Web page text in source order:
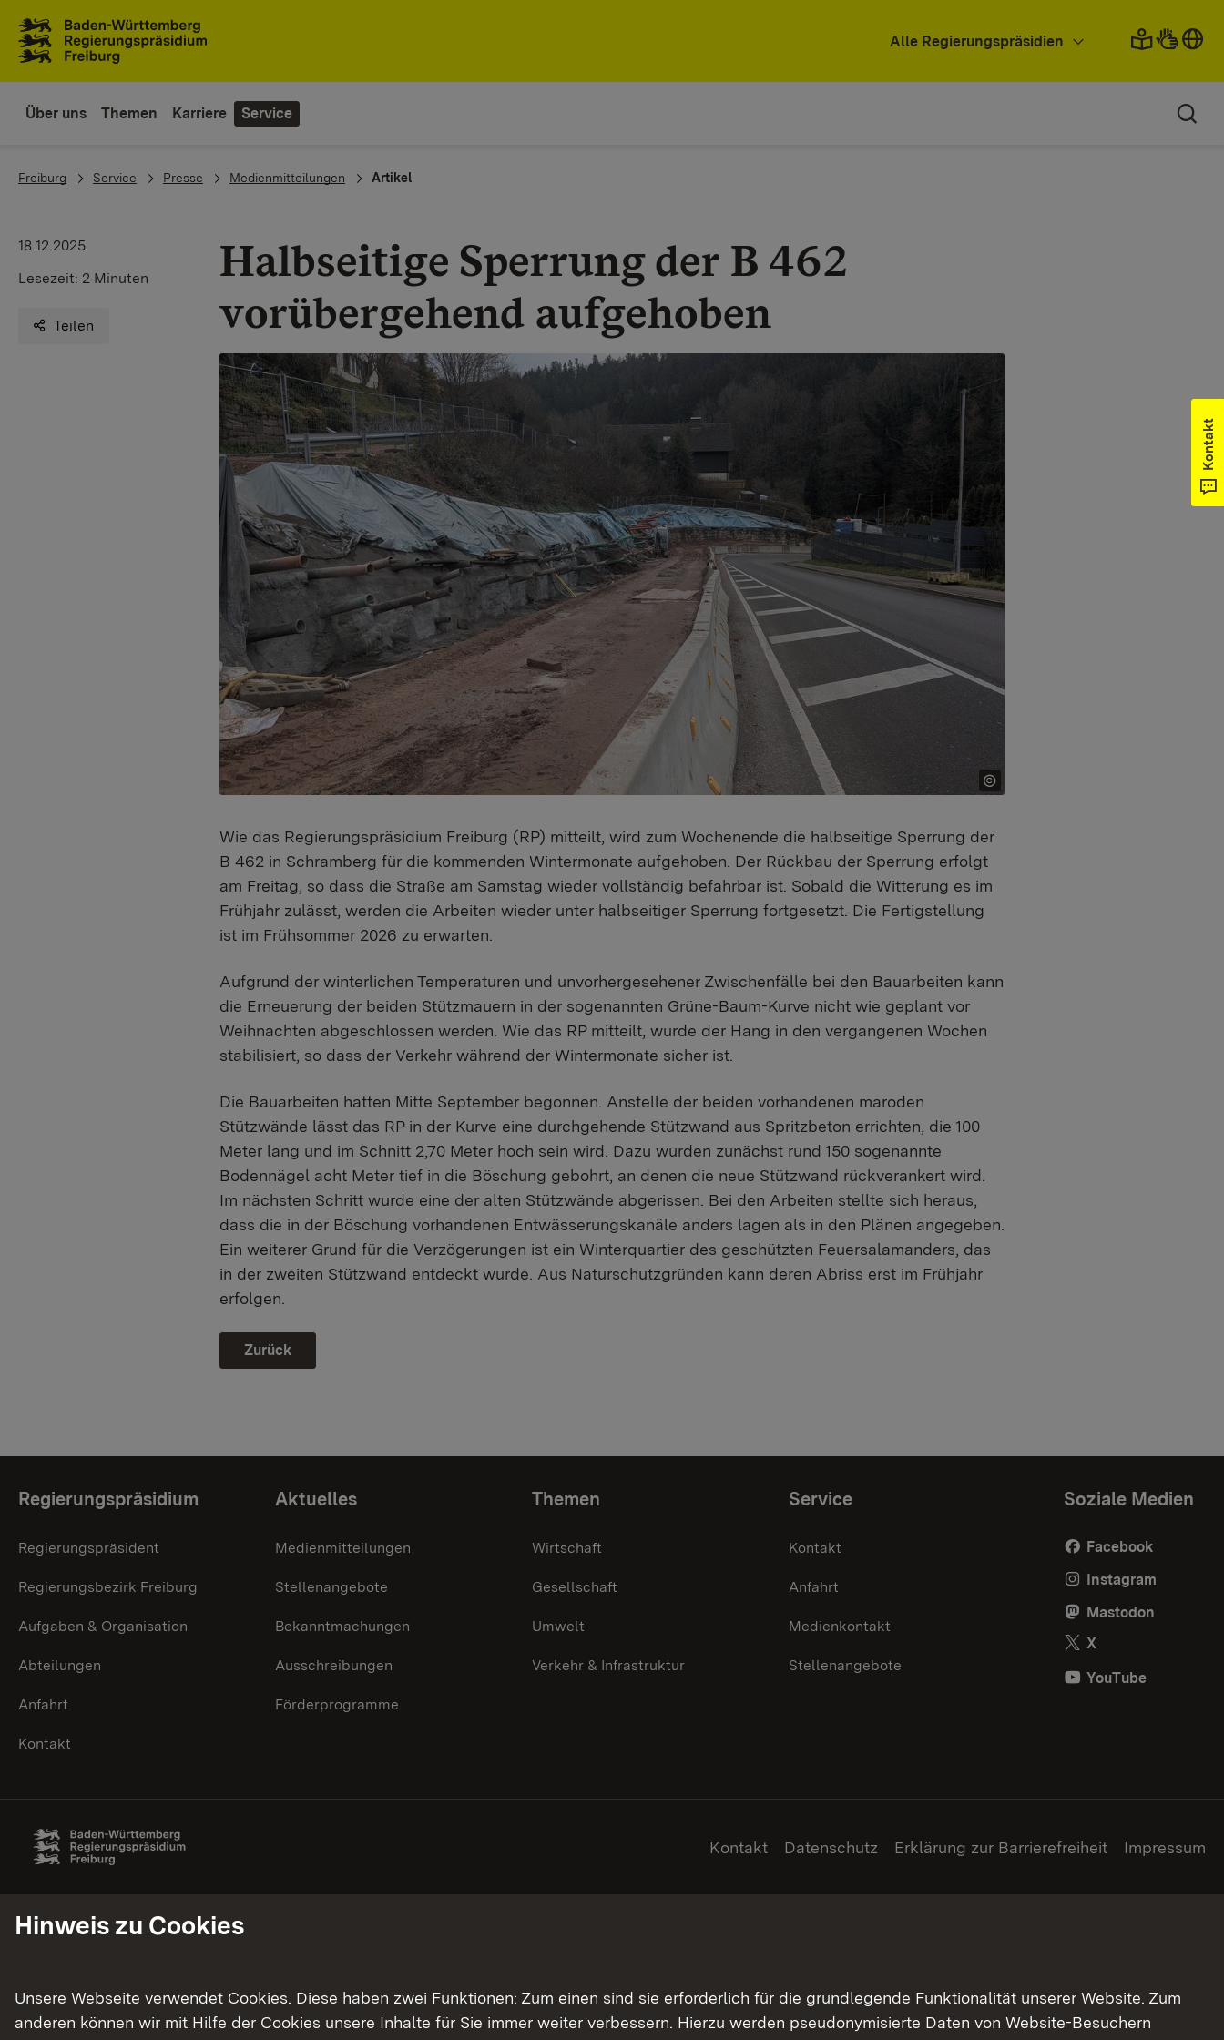
Alle Regierungspräsidien
Über uns Themen Karriere Service
You are here:
Freiburg Service Presse Medienmitteilungen Artikel
18.12.2025
Lesezeit: 2 Minuten
Teilen
Halbseitige Sperrung der B 462
vorübergehend aufgehoben
Wie das Regierungspräsidium Freiburg (RP) mitteilt, wird zum Wochenende die halbseitige Sperrung der
B 462 in Schramberg für die kommenden Wintermonate aufgehoben. Der Rückbau der Sperrung erfolgt
am Freitag, so dass die Straße am Samstag wieder vollständig befahrbar ist. Sobald die Witterung es im
Frühjahr zulässt, werden die Arbeiten wieder unter halbseitiger Sperrung fortgesetzt. Die Fertigstellung
ist im Frühsommer 2026 zu erwarten.
Aufgrund der winterlichen Temperaturen und unvorhergesehener Zwischenfälle bei den Bauarbeiten kann
die Erneuerung der beiden Stützmauern in der sogenannten Grüne-Baum-Kurve nicht wie geplant vor
Weihnachten abgeschlossen werden. Wie das RP mitteilt, wurde der Hang in den vergangenen Wochen
stabilisiert, so dass der Verkehr während der Wintermonate sicher ist.
Die Bauarbeiten hatten Mitte September begonnen. Anstelle der beiden vorhandenen maroden
Stützwände lässt das RP in der Kurve eine durchgehende Stützwand aus Spritzbeton errichten, die 100
Meter lang und im Schnitt 2,70 Meter hoch sein wird. Dazu wurden zunächst rund 150 sogenannte
Bodennägel acht Meter tief in die Böschung gebohrt, an denen die neue Stützwand rückverankert wird.
Im nächsten Schritt wurde eine der alten Stützwände abgerissen. Bei den Arbeiten stellte sich heraus,
dass die in der Böschung vorhandenen Entwässerungskanäle anders lagen als in den Plänen angegeben.
Ein weiterer Grund für die Verzögerungen ist ein Winterquartier des geschützten Feuersalamanders, das
in der zweiten Stützwand entdeckt wurde. Aus Naturschutzgründen kann deren Abriss erst im Frühjahr
erfolgen.
Zurück
Kontakt
Themenübersicht
Regierungspräsidium
Regierungspräsident
Regierungsbezirk Freiburg
Aufgaben & Organisation
Abteilungen
Anfahrt
Kontakt
Aktuelles
Medienmitteilungen
Stellenangebote
Bekanntmachungen
Ausschreibungen
Förderprogramme
Themen
Wirtschaft
Gesellschaft
Umwelt
Verkehr & Infrastruktur
Service
Kontakt
Anfahrt
Medienkontakt
Stellenangebote
Soziale Medien
Facebook
Instagram
Mastodon
X
YouTube
Kontakt Datenschutz Erklärung zur Barrierefreiheit Impressum
Hinweis zu Cookies
Unsere Webseite verwendet Cookies. Diese haben zwei Funktionen: Zum einen sind sie erforderlich für die grundlegende Funktionalität unserer Website. Zum
anderen können wir mit Hilfe der Cookies unsere Inhalte für Sie immer weiter verbessern. Hierzu werden pseudonymisierte Daten von Website-Besuchern